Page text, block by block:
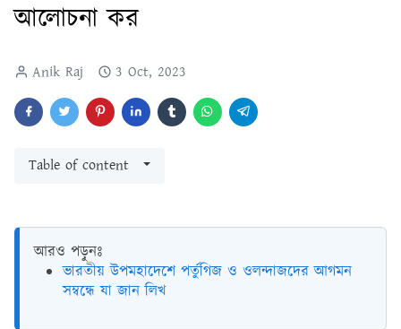
আলোচনা কর
Anik Raj 3 Oct, 2023
Table of content
আরও পড়ুনঃ
ভারতীয় উপমহাদেশে পর্তুগিজ ও ওলন্দাজদের আগমন
সম্বন্ধে যা জান লিখ